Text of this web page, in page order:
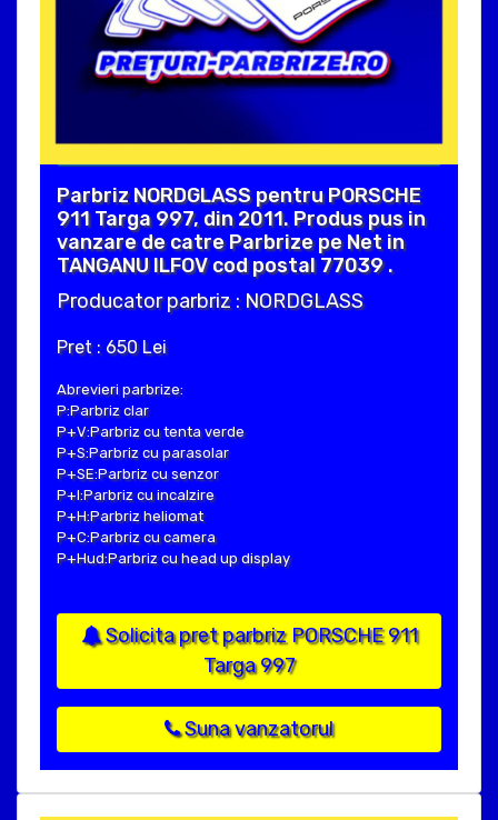
Parbriz NORDGLASS pentru PORSCHE
911 Targa 997, din 2011. Produs pus in
vanzare de catre Parbrize pe Net in
TANGANU ILFOV cod postal 77039 .
Producator parbriz : NORDGLASS
Pret : 650 Lei
Abrevieri parbrize:
P:Parbriz clar
P+V:Parbriz cu tenta verde
P+S:Parbriz cu parasolar
P+SE:Parbriz cu senzor
P+I:Parbriz cu incalzire
P+H:Parbriz heliomat
P+C:Parbriz cu camera
P+Hud:Parbriz cu head up display
Solicita pret parbriz PORSCHE 911
Targa 997
Suna vanzatorul